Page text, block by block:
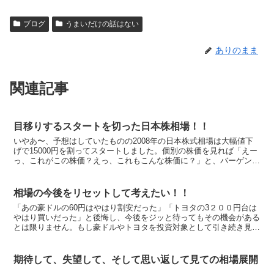
ブログ うまいだけの話はない
ありのまま
関連記事
目移りするスタートを切った日本株相場！！
いやあ〜、予想はしていたものの2008年の日本株式相場は大幅値下
げで15000円を割ってスタートしました。個別の株価を見れば「えー
っ、これがこの株価？えっ、これもこんな株価に？」と、バーゲン会
相場の今後をリセットして考えたい！！
「あの豪ドルの60円はやはり割安だった」「トヨタの3２００円台は
やはり買いだった」と後悔し、今後をジッと待ってもその機会がある
とは限りません。もし豪ドルやトヨタを投資対象として引き続き見て
期待して、失望して、そして思い返して見ての相場展開